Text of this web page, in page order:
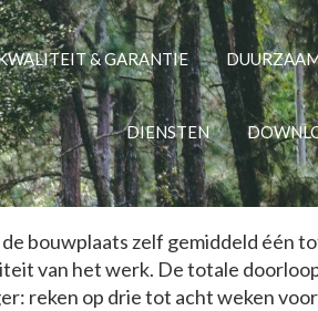
& GARANTIE
DIENSTEN
van
·13 mei 2026
bouwplaats zelf gemiddeld één
van het werk. De totale
reken op drie tot acht weken